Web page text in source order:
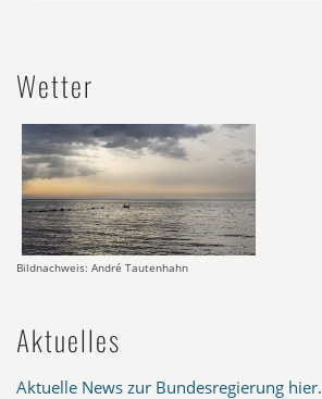
Wetter
Bildnachweis: André Tautenhahn
Aktuelles
Aktuelle News zur Bundesregierung hier.